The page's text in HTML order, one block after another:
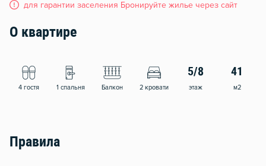
для гарантии заселения Бронируйте жилье через сайт
О квартире
4 гостя 1 спальня Балкон 2 кровати
5/8
этаж
41
м2
Правила